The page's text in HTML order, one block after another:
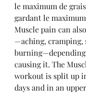
le maximum de
gardant le
Muscle pain can
—aching, cramping,
causing it. The
workout is split up
days and in an